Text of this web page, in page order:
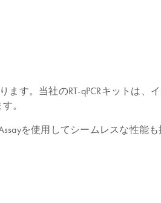
す。当社のRT-qPCRキットは、
。
を使用してシームレスな性能も